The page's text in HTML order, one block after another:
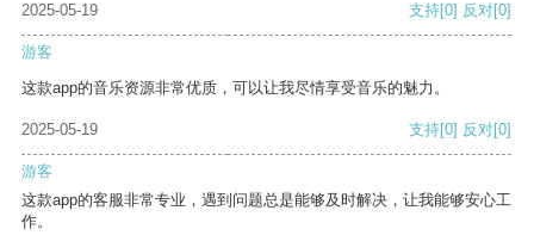
2025-05-19
支持[0] 反对[0]
游客
这款app的音乐资源非常优质，可以让我尽情享受音乐的魅力。
2025-05-19 支持[0] 反对[0]
游客
这款app的客服非常专业，遇到问题总是能够及时解决，让我能够安心工
作。